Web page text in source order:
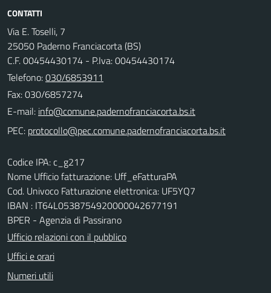
CONTATTI
Via E. Toselli, 7
25050 Paderno Franciacorta (BS)
C.F. 00454430174 - P.Iva: 00454430174
Telefono:030/6853911
Fax: 030/6857274
E-mail:
PEC:
Codice IPA: c_g217
Nome Ufficio fatturazione: Uff_eFatturaPA
Cod. Univoco Fatturazione elettronica: UF5YQ7
IBAN : IT64L0538754920000042677191
BPER - Agenzia di Passirano
Ufficio relazioni con il pubblico
Uffici e orari
Numeri utili